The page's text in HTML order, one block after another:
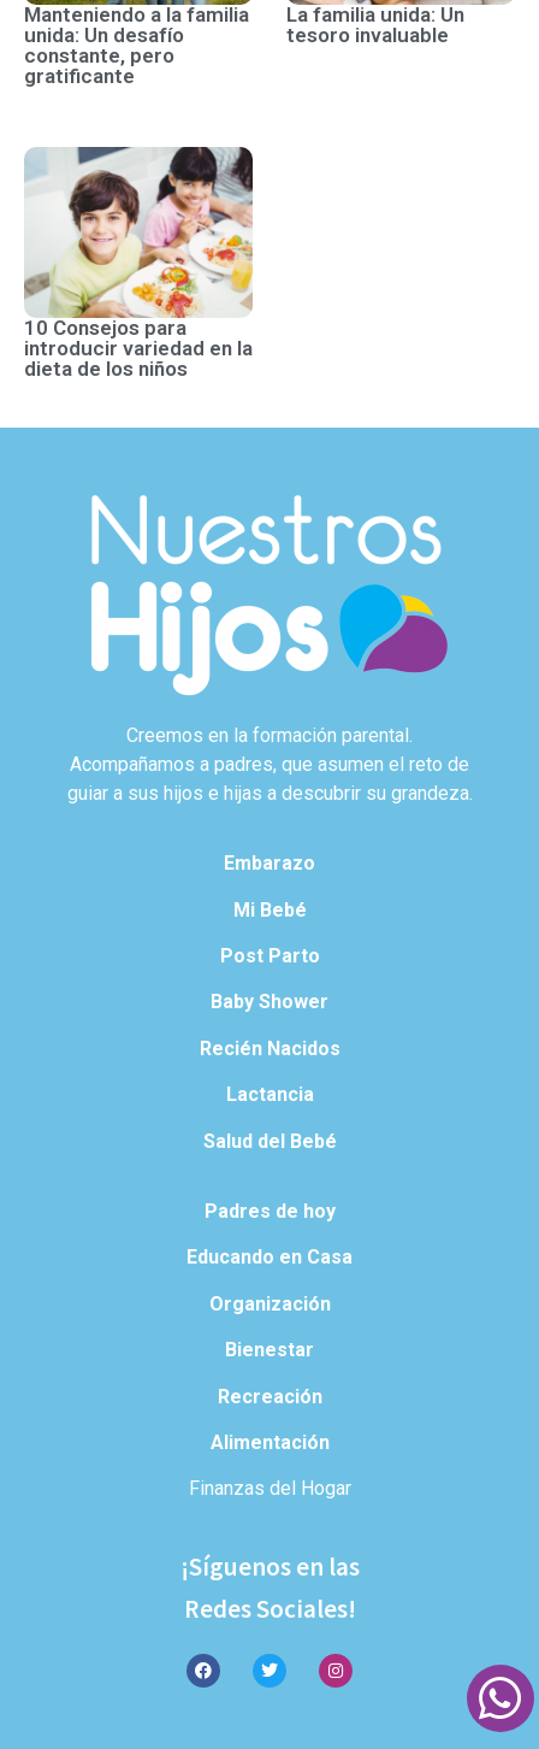
Manteniendo a la familia
unida: Un desafío
constante, pero
gratificante
La familia unida: Un
tesoro invaluable
10 Consejos para
introducir variedad en la
dieta de los niños
Creemos en la formación parental.
Acompañamos a padres, que asumen el reto de
guiar a sus hijos e hijas a descubrir su grandeza.
Embarazo
Mi Bebé
Post Parto
Baby Shower
Recién Nacidos
Lactancia
Salud del Bebé
Padres de hoy
Educando en Casa
Organización
Bienestar
Recreación
Alimentación
Finanzas del Hogar
¡Síguenos en las
Redes Sociales!